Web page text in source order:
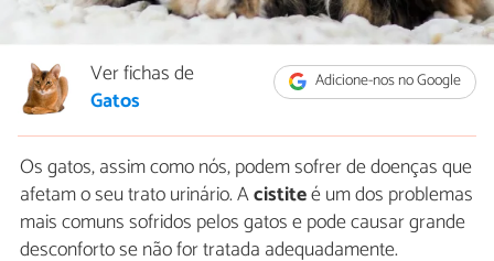
Adicione-nos no Google
Ver fichas de
Gatos
Os gatos, assim como nós, podem sofrer de doenças que
afetam o seu trato urinário. Acistiteé um dos problemas
mais comuns sofridos pelos gatos e pode causar grande
desconforto se não for tratada adequadamente.